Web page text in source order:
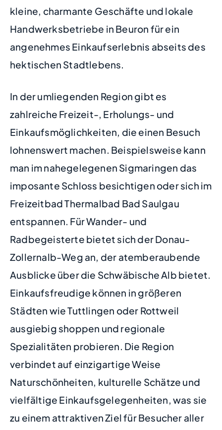
kleine, charmante Geschäfte und lokale
Handwerksbetriebe in Beuron für ein
angenehmes Einkaufserlebnis abseits des
hektischen Stadtlebens.
In der umliegenden Region gibt es
zahlreiche Freizeit-, Erholungs- und
Einkaufsmöglichkeiten, die einen Besuch
lohnenswert machen. Beispielsweise kann
man im nahegelegenen Sigmaringen das
imposante Schloss besichtigen oder sich im
Freizeitbad Thermalbad Bad Saulgau
entspannen. Für Wander- und
Radbegeisterte bietet sich der Donau-
Zollernalb-Weg an, der atemberaubende
Ausblicke über die Schwäbische Alb bietet.
Einkaufsfreudige können in größeren
Städten wie Tuttlingen oder Rottweil
ausgiebig shoppen und regionale
Spezialitäten probieren. Die Region
verbindet auf einzigartige Weise
Naturschönheiten, kulturelle Schätze und
vielfältige Einkaufsgelegenheiten, was sie
zu einem attraktiven Ziel für Besucher aller